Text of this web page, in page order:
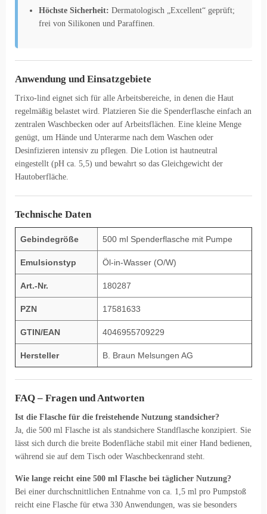
Höchste Sicherheit: Dermatologisch „Excellent“ geprüft;
frei von Silikonen und Paraffinen.
Anwendung und Einsatzgebiete
Trixo-lind eignet sich für alle Arbeitsbereiche, in denen die Haut
regelmäßig belastet wird. Platzieren Sie die Spenderflasche einfach an
zentralen Waschbecken oder auf Arbeitsflächen. Eine kleine Menge
genügt, um Hände und Unterarme nach dem Waschen oder
Desinfizieren intensiv zu pflegen. Die Lotion ist hautneutral
eingestellt (pH ca. 5,5) und bewahrt so das Gleichgewicht der
Hautoberfläche.
Technische Daten
Gebindegröße 500 ml Spenderflasche mit Pumpe
Emulsionstyp Öl-in-Wasser (O/W)
Art.-Nr. 180287
PZN 17581633
GTIN/EAN 4046955709229
Hersteller B. Braun Melsungen AG
FAQ – Fragen und Antworten
Ist die Flasche für die freistehende Nutzung standsicher?
Ja, die 500 ml Flasche ist als standsichere Standflasche konzipiert. Sie
lässt sich durch die breite Bodenfläche stabil mit einer Hand bedienen,
während sie auf dem Tisch oder Waschbeckenrand steht.
Wie lange reicht eine 500 ml Flasche bei täglicher Nutzung?
Bei einer durchschnittlichen Entnahme von ca. 1,5 ml pro Pumpstoß
reicht eine Flasche für etwa 330 Anwendungen, was sie besonders